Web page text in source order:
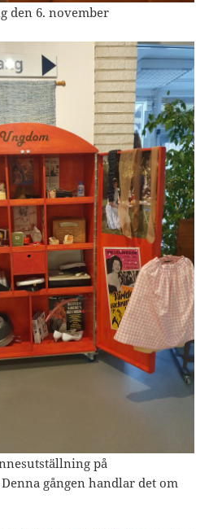
den 6. november
på
gången handlar det om